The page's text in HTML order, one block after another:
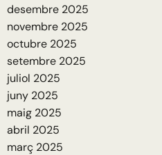
desembre 2025
novembre 2025
octubre 2025
setembre 2025
juliol 2025
juny 2025
maig 2025
abril 2025
març 2025